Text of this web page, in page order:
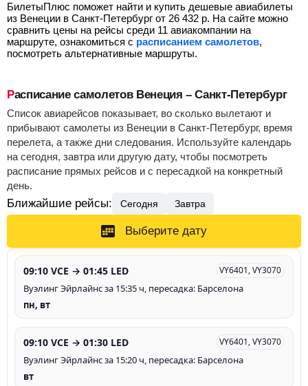
БилетыПлюс поможет найти и купить дешевые авиабилеты
из Венеции в Санкт-Петербург от 26 432 р. На сайте можно
сравнить цены на рейсы среди 11 авиакомпании на
маршруте, ознакомиться с расписанием самолетов,
посмотреть альтернативные маршруты.
Расписание самолетов Венеция – Санкт-Петербург
Список авиарейсов показывает, во сколько вылетают и
прибывают самолеты из Венеции в Санкт-Петербург, время
перелета, а также дни следования. Используйте календарь
на сегодня, завтра или другую дату, чтобы посмотреть
расписание прямых рейсов и с пересадкой на конкретный
день.
Ближайшие рейсы: Сегодня Завтра
Выберите дату
09:10 VCE → 01:45 LED VY6401, VY3070
Вуэлинг Эйрлайнс за 15:35 ч, пересадка: Барселона
пн, вт
09:10 VCE → 01:30 LED VY6401, VY3070
Вуэлинг Эйрлайнс за 15:20 ч, пересадка: Барселона
вт